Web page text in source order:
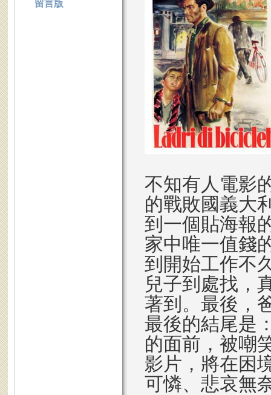
不知有人電影
的戰敗國義大
到一個貼海報
家中唯一值錢
到開始工作不
兒子到處找，
著到。最後，
最後的結尾是
的面前，被嘲
影片，將在困
可憐、悲哀無
留言版